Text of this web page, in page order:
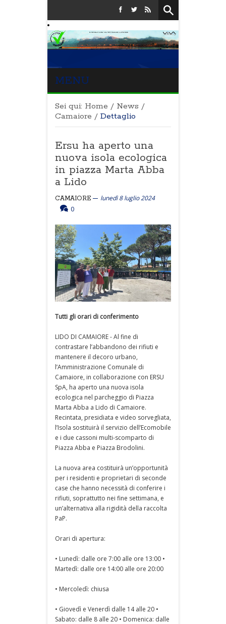
MENU
Sei qui: Home / News /
Camaiore / Dettaglio
Ersu ha aperto una
nuova isola ecologica
in piazza Marta Abba
a Lido
CAMAIORE
lunedì 8 luglio 2024
0
Tutti gli orari di conferimento
LIDO DI CAMAIORE - Al fine di
contrastare l’abbandono dei rifiuti e
mantenere il decoro urbano,
l’Amministrazione Comunale di
Camaiore, in collaborazione con ERSU
SpA, ha aperto una nuova isola
ecologica nel parcheggio di Piazza
Marta Abba a Lido di Camaiore.
Recintata, presidiata e video sorvegliata,
l’Isola sostituirà il servizio dell’Ecomobile
e i due cassoni multi-scomparto di
Piazza Abba e Piazza Brodolini.
La nuova area costituirà un’opportunità
per i residenti e proprietari di seconde
case che hanno necessità di conferire i
rifiuti, soprattutto nei fine settimana, e
un’alternativa alla rigidità della raccolta
PaP.
Orari di apertura:
• Lunedì: dalle ore 7:00 alle ore 13:00 •
Martedì: dalle ore 14:00 alle ore 20:00
• Mercoledì: chiusa
• Giovedì e Venerdì dalle 14 alle 20 •
Sabato: dalle 8 alle 20 • Domenica: dalle